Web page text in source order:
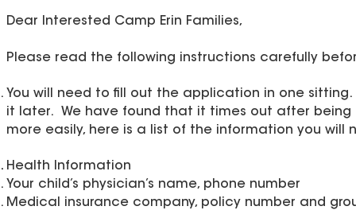
Dear Interested Camp Erin Families,
Please read the following instructions carefully
You will need to fill out the application in one
it later. We have found that it times out after
more easily, here is a list of the information you will
Health Information
Your child’s physician’s name, phone number
Medical insurance company, policy number and